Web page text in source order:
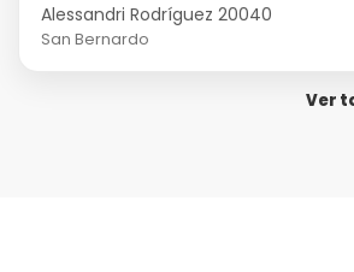
Alessandri Rodríguez 20040
San Bernardo
Ver